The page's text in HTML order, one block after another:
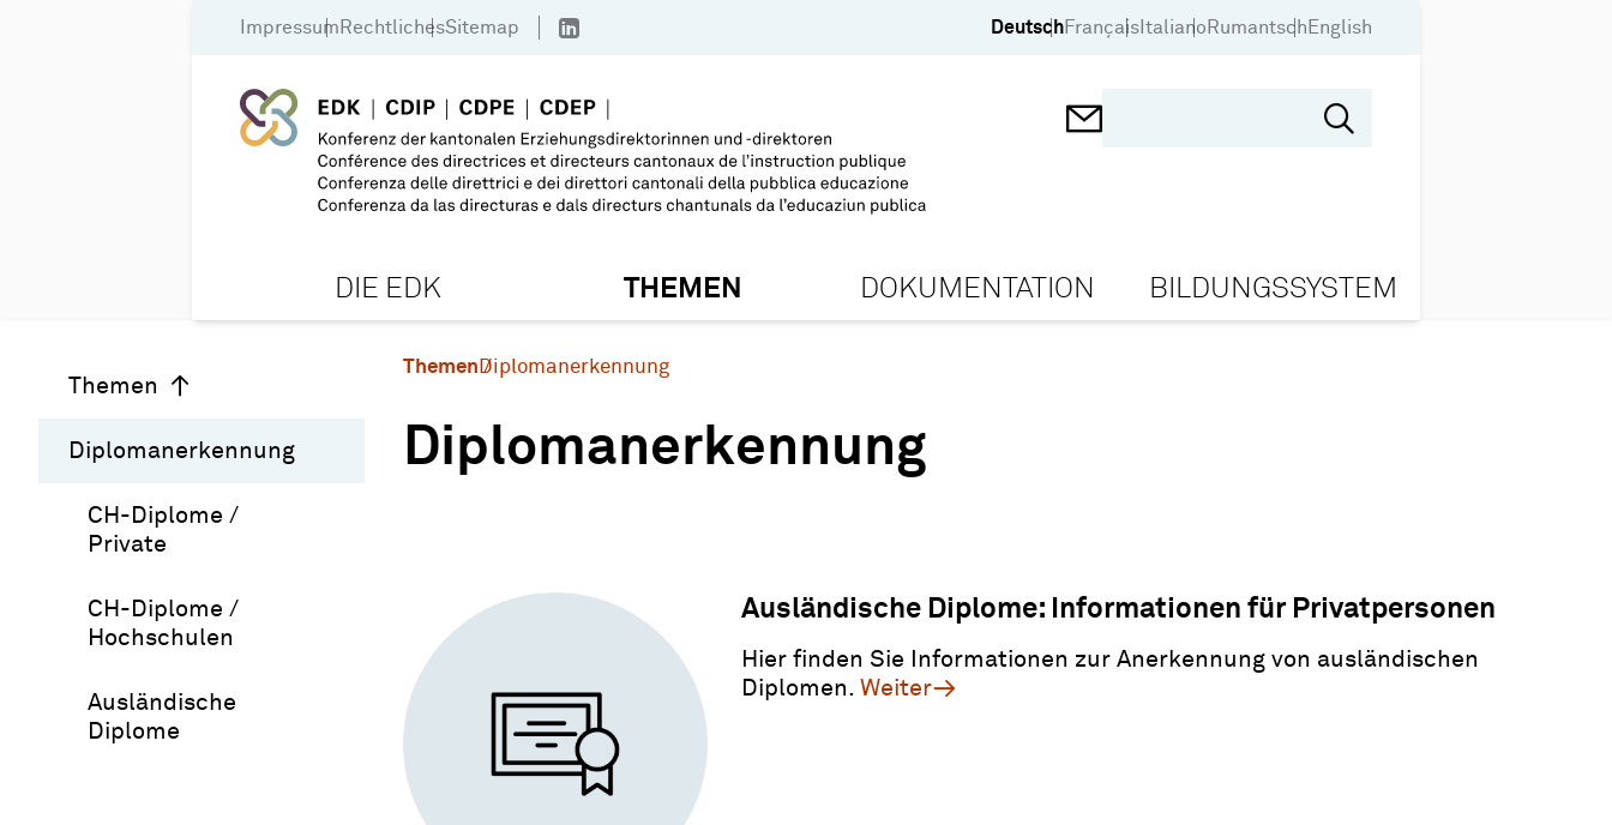
Impressum RechtlichesSitemap DeutschFrançais Italiano Rumantsch English
DIE EDK THEMEN DOKUMENTATION BILDUNGSSYSTEM
Themen
Diplomanerkennung
CH-Diplome /
Private
CH-Diplome /
Hochschulen
Ausländische
Diplome
Themen Diplomanerkennung
Diplomanerkennung
Ausländische Diplome: Informationen für Privatpersonen
Hier finden Sie Informationen zur Anerkennung von ausländischen
Diplomen. Weiter